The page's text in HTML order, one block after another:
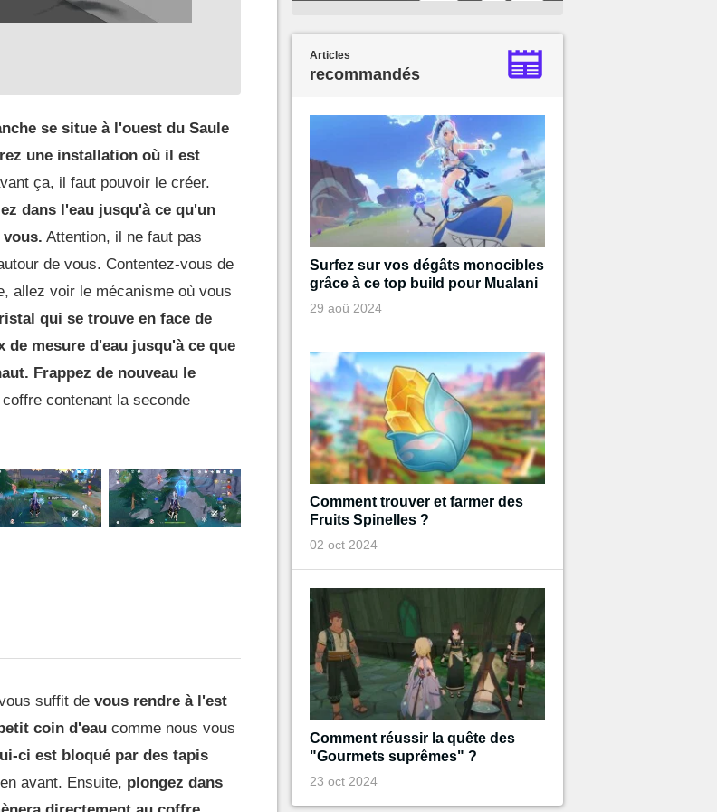
se situe à l'ouest du Saule
une installation où il est
ça, il faut pouvoir le créer.
dans l'eau jusqu'à ce qu'un
Attention, il ne faut pas
de vous. Contentez-vous de
allez voir le mécanisme où vous
qui se trouve en face de
mesure d'eau jusqu'à ce que
Frappez de nouveau le
contenant la seconde
suffit de vous rendre à l'est
coin d'eau comme nous vous
ci est bloqué par des tapis
avant. Ensuite, plongez dans
Articles
recommandés
Surfez sur vos dégâts monocibles
grâce à ce top build pour Mualani
29 aoû 2024
Comment trouver et farmer des
Fruits Spinelles ?
02 oct 2024
Comment réussir la quête des
"Gourmets suprêmes" ?
23 oct 2024